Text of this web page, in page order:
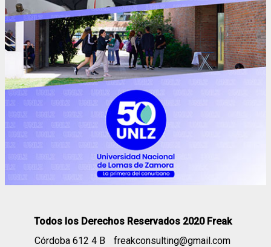
Todos los Derechos Reservados 2020 Freak
Córdoba 612 4 B
freakconsulting@gmail.com